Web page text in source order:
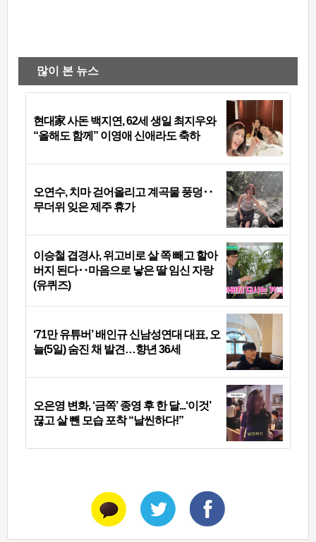
많이 본 뉴스
현대家 사돈 백지연, 62세 생일 최지우와
“올해도 함께” 이영애 신애라도 축하
오연수, 치마 걷어올리고 계곡물 풍덩‥
무더위 잊은 제주 휴가
이승철 겹경사, 위고비로 살 쪽 빼고 할아
버지 된다‥마음으로 낳은 딸 임신 자랑
(유퀴즈)
‘71만 유튜버’ 배인규 신남성연대 대표, 오
늘(5일) 숨진 채 발견…향년 36세
오은영 변화, ‘금쪽’ 종영 후 한 달...‘이것’
끊고 살 뺀 모습 포착 “날씬하다!”